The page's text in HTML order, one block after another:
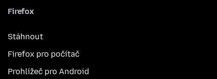
Firefox
Stáhnout
Firefox pro počítač
Prohlížeč pro Android